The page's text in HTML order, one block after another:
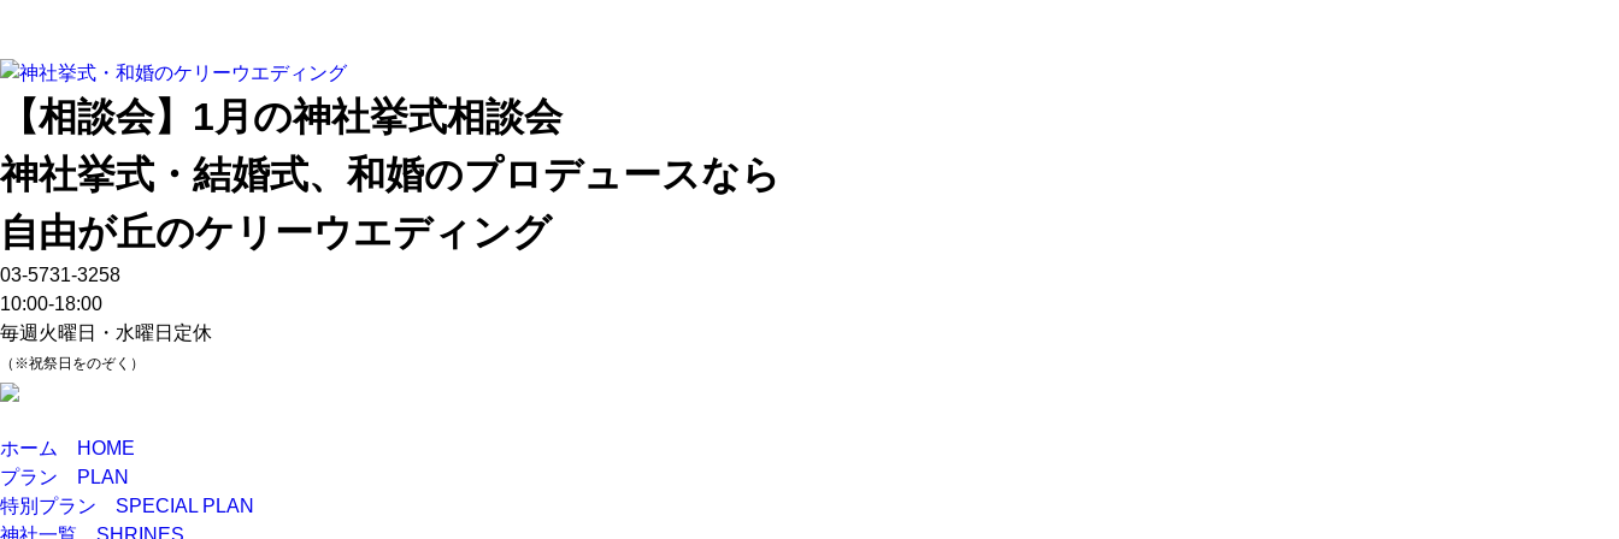
【相談会】1月の神社挙式相談会
神社挙式・結婚式、和婚のプロデュースなら
自由が丘のケリーウエディング
03-5731-3258
10:00-18:00
毎週火曜日・水曜日定休
（※祝祭日をのぞく）
ホーム
HOME
プラン
PLAN
特別プラン SPECIAL PLAN
神社一覧 SHRINES